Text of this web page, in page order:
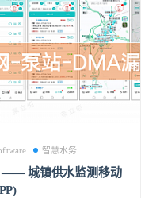
智慧水务
—— 城镇供水监测移动